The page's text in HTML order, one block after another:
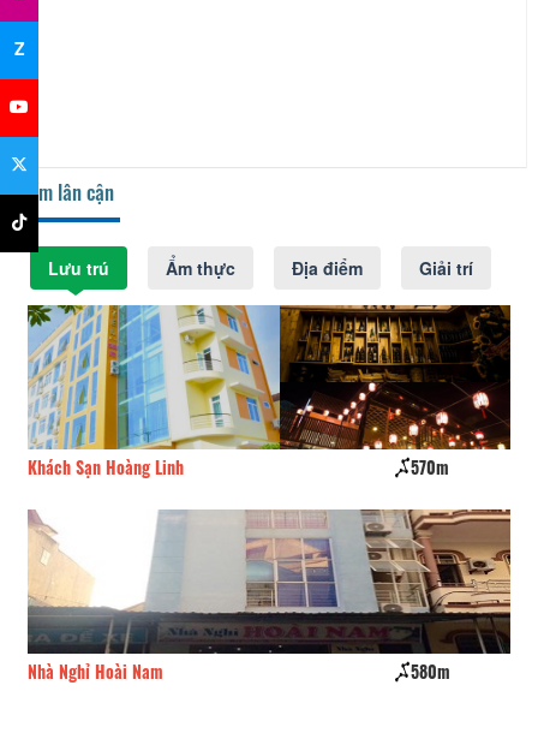
Điểm lân cận
Lưu trú Ẩm thực Địa điểm Giải trí
Khách Sạn Hoàng Linh 570m
Nhà Nghỉ Hoài Nam 580m
Z